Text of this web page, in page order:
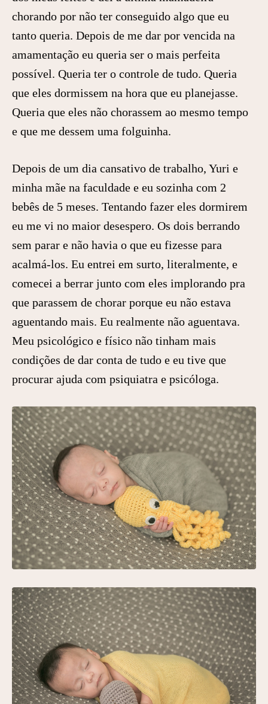
chorando por não ter conseguido algo que eu
tanto queria. Depois de me dar por vencida na
amamentação eu queria ser o mais perfeita
possível. Queria ter o controle de tudo. Queria
que eles dormissem na hora que eu planejasse.
Queria que eles não chorassem ao mesmo tempo
e que me dessem uma folguinha.
Depois de um dia cansativo de trabalho, Yuri e
minha mãe na faculdade e eu sozinha com 2
bebês de 5 meses. Tentando fazer eles dormirem
eu me vi no maior desespero. Os dois berrando
sem parar e não havia o que eu fizesse para
acalmá-los. Eu entrei em surto, literalmente, e
comecei a berrar junto com eles implorando pra
que parassem de chorar porque eu não estava
aguentando mais. Eu realmente não aguentava.
Meu psicológico e físico não tinham mais
condições de dar conta de tudo e eu tive que
procurar ajuda com psiquiatra e psicóloga.